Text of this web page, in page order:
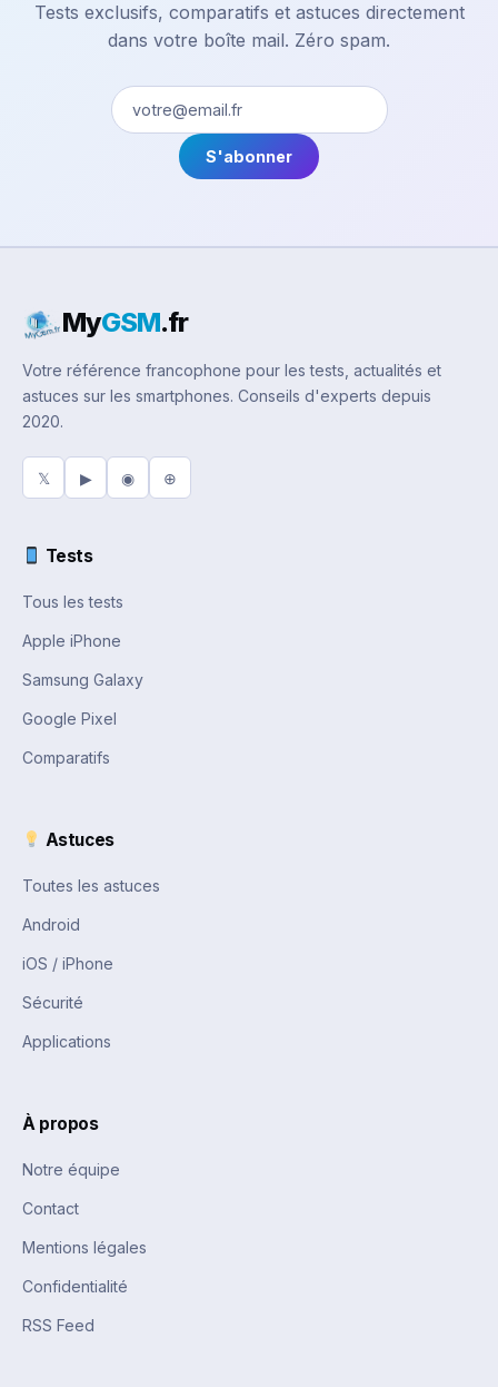
Tests exclusifs, comparatifs et astuces directement
dans votre boîte mail. Zéro spam.
S'abonner
MyGSM.fr
Votre référence francophone pour les tests, actualités et
astuces sur les smartphones. Conseils d'experts depuis
2020.
𝕏 ▶ ◉ ⊕
Tests
Tous les tests
Apple iPhone
Samsung Galaxy
Google Pixel
Comparatifs
Astuces
Toutes les astuces
Android
iOS / iPhone
Sécurité
Applications
À propos
Notre équipe
Contact
Mentions légales
Confidentialité
RSS Feed